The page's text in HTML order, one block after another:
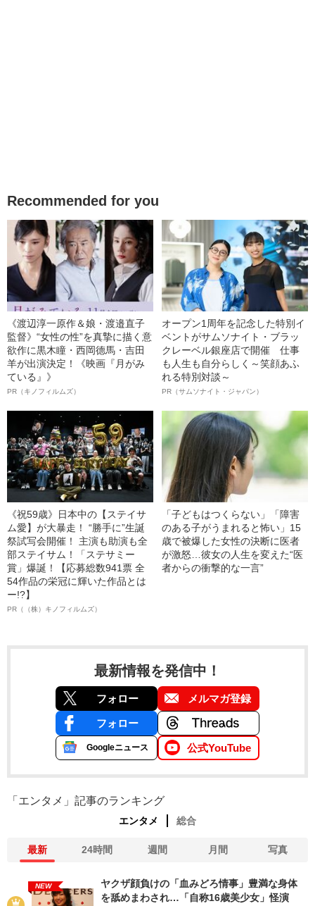
Recommended for you
《渡辺淳一原作＆娘・渡邉直子
監督》“女性の性”を真摯に描く意
欲作に黒木瞳・西岡德馬・吉田
羊が出演決定！《映画『月がみ
ている』》
PR（キノフィルムズ）
オープン1周年を記念した特別イ
ベントがサムソナイト・ブラッ
クレーベル銀座店で開催 仕事
も人生も自分らしく～笑顔あふ
れる特別対談～
PR（サムソナイト・ジャパン）
《祝59歳》日本中の【ステイサ
ム愛】が大暴走！ “勝手に”生誕
祭試写会開催！ 主演も助演も全
部ステイサム！「ステサミー
賞」爆誕！【応募総数941票 全
54作品の栄冠に輝いた作品とは
ー!?】
PR（（株）キノフィルムズ）
「子どもはつくらない」「障害
のある子がうまれると怖い」15
歳で被爆した女性の決断に医者
が激怒…彼女の人生を変えた“医
者からの衝撃的な一言”
最新情報を発信中！
フォロー メルマガ登録
フォロー
Googleニュース 公式YouTube
「エンタメ」記事のランキング
エンタメ 総合
最新 24時間 週間 月間 写真
NEW
ヤクザ顔負けの「血みどろ情事」豊満な身体
を舐めまわされ…「自称16歳美少女」怪演